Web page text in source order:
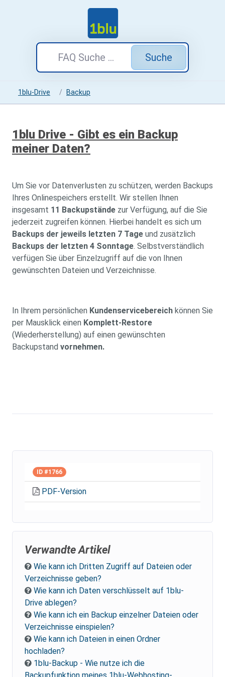
Suche
1blu-Drive Backup
1blu Drive - Gibt es ein Backup
meiner Daten?
Um Sie vor Datenverlusten zu schützen, werden Backups
Ihres Onlinespeichers erstellt. Wir stellen Ihnen
insgesamt 11 Backupstände zur Verfügung, auf die Sie
jederzeit zugreifen können. Hierbei handelt es sich um
Backups der jeweils letzten 7 Tage und zusätzlich
Backups der letzten 4 Sonntage. Selbstverständlich
verfügen Sie über Einzelzugriff auf die von Ihnen
gewünschten Dateien und Verzeichnisse.
In Ihrem persönlichen Kundenservicebereich können Sie
per Mausklick einen Komplett-Restore
(Wiederherstellung) auf einen gewünschten
Backupstand vornehmen.
ID #1766
PDF-Version
Verwandte Artikel
Wie kann ich Dritten Zugriff auf Dateien oder
Verzeichnisse geben?
Wie kann ich Daten verschlüsselt auf 1blu-
Drive ablegen?
Wie kann ich ein Backup einzelner Dateien oder
Verzeichnisse einspielen?
Wie kann ich Dateien in einen Ordner
hochladen?
1blu-Backup - Wie nutze ich die